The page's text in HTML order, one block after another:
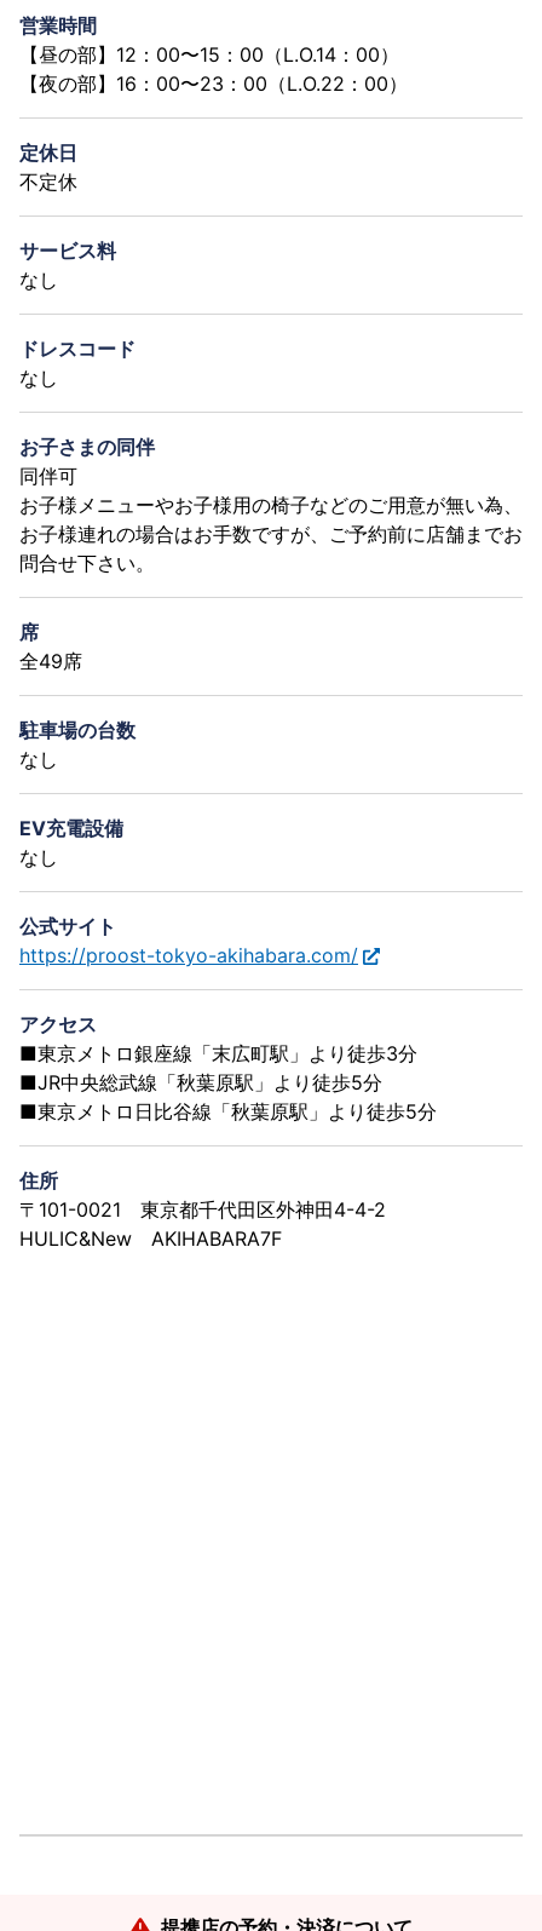
営業時間
【昼の部】12：00〜15：00（L.O.14：00）
【夜の部】16：00〜23：00（L.O.22：00）
定休日
不定休
サービス料
なし
ドレスコード
なし
お子さまの同伴
同伴可
お子様メニューやお子様用の椅子などのご用意が無い為、
お子様連れの場合はお手数ですが、ご予約前に店舗までお
問合せ下さい。
席
全49席
駐車場の台数
なし
EV充電設備
なし
公式サイト
https://proost-tokyo-akihabara.com/
アクセス
■東京メトロ銀座線「末広町駅」より徒歩3分
■JR中央総武線「秋葉原駅」より徒歩5分
■東京メトロ日比谷線「秋葉原駅」より徒歩5分
住所
〒101-0021 東京都千代田区外神田4-4-2
HULIC&New AKIHABARA7F